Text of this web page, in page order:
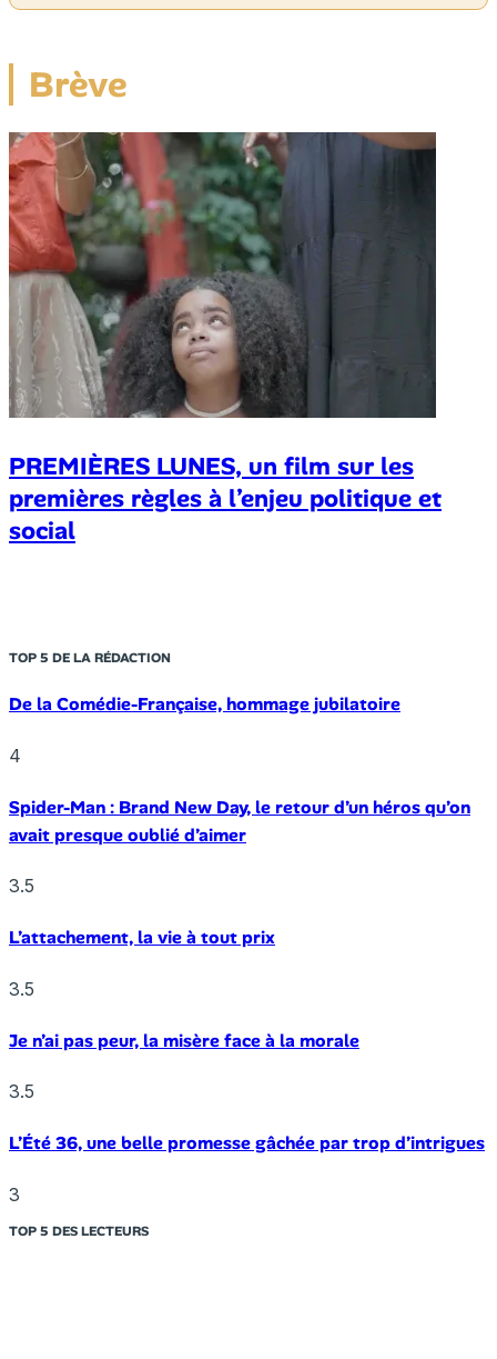
Brève
PREMIÈRES LUNES, un film sur les
premières règles à l’enjeu politique et
social
TOP 5 DE LA RÉDACTION
De la Comédie-Française, hommage jubilatoire
4
Spider-Man : Brand New Day, le retour d’un héros qu’on
avait presque oublié d’aimer
3.5
L’attachement, la vie à tout prix
3.5
Je n’ai pas peur, la misère face à la morale
3.5
L’Été 36, une belle promesse gâchée par trop d’intrigues
3
TOP 5 DES LECTEURS